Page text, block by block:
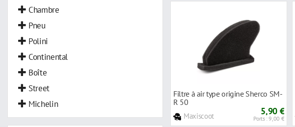
Chambre
Pneu
Polini
Continental
Boîte
Street
Michelin
Filtre à air type origine Sherco SM-
R 50
Maxiscoot 5,90 €
Ports : 9,00 €